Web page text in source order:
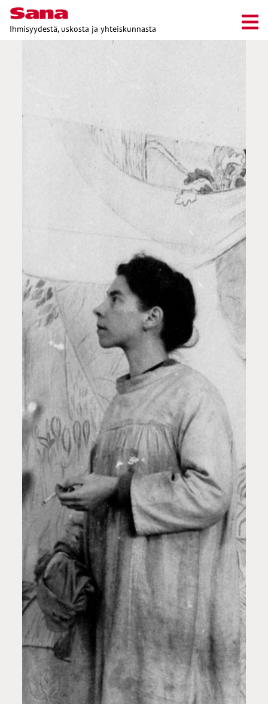
Ihmisyydestä, uskosta ja yhteiskunnasta